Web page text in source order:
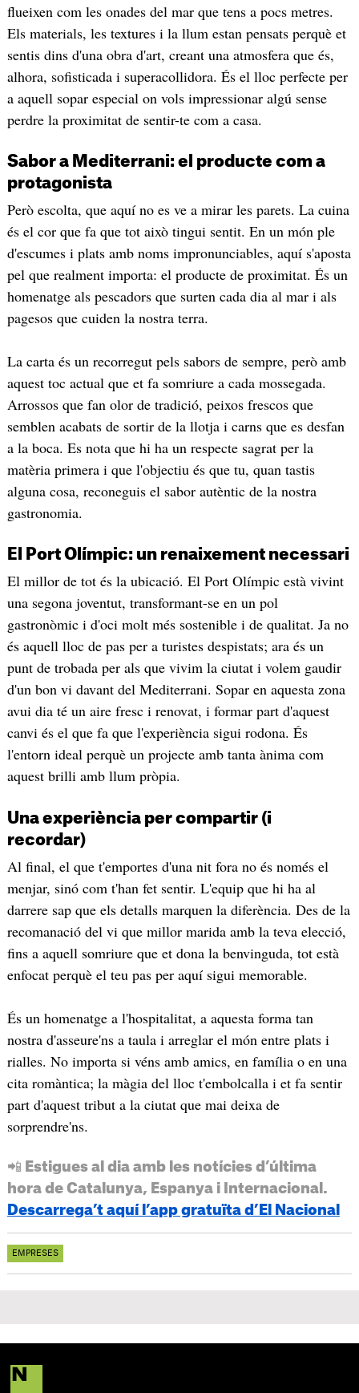
flueixen com les onades del mar que tens a pocs metres.
Els materials, les textures i la llum estan pensats perquè et
sentis dins d'una obra d'art, creant una atmosfera que és,
alhora, sofisticada i superacollidora. És el lloc perfecte per
a aquell sopar especial on vols impressionar algú sense
perdre la proximitat de sentir-te com a casa.
​Sabor a Mediterrani: el producte com a
protagonista
Però escolta, que aquí no es ve a mirar les parets. La cuina
és el cor que fa que tot això tingui sentit. En un món ple
d'escumes i plats amb noms impronunciables, aquí s'aposta
pel que realment importa: el producte de proximitat. És un
homenatge als pescadors que surten cada dia al mar i als
pagesos que cuiden la nostra terra.
La carta és un recorregut pels sabors de sempre, però amb
aquest toc actual que et fa somriure a cada mossegada.
Arrossos que fan olor de tradició, peixos frescos que
semblen acabats de sortir de la llotja i carns que es desfan
a la boca. Es nota que hi ha un respecte sagrat per la
matèria primera i que l'objectiu és que tu, quan tastis
alguna cosa, reconeguis el sabor autèntic de la nostra
gastronomia.
​El Port Olímpic: un renaixement necessari
El millor de tot és la ubicació. El Port Olímpic està vivint
una segona joventut, transformant-se en un pol
gastronòmic i d'oci molt més sostenible i de qualitat. Ja no
és aquell lloc de pas per a turistes despistats; ara és un
punt de trobada per als que vivim la ciutat i volem gaudir
d'un bon vi davant del Mediterrani. Sopar en aquesta zona
avui dia té un aire fresc i renovat, i formar part d'aquest
canvi és el que fa que l'experiència sigui rodona. És
l'entorn ideal perquè un projecte amb tanta ànima com
aquest brilli amb llum pròpia.
​Una experiència per compartir (i
recordar)
​Al final, el que t'emportes d'una nit fora no és només el
menjar, sinó com t'han fet sentir. L'equip que hi ha al
darrere sap que els detalls marquen la diferència. Des de la
recomanació del vi que millor marida amb la teva elecció,
fins a aquell somriure que et dona la benvinguda, tot està
enfocat perquè el teu pas per aquí sigui memorable.
És un homenatge a l'hospitalitat, a aquesta forma tan
nostra d'asseure'ns a taula i arreglar el món entre plats i
rialles. No importa si véns amb amics, en família o en una
cita romàntica; la màgia del lloc t'embolcalla i et fa sentir
part d'aquest tribut a la ciutat que mai deixa de
sorprendre'ns.
📲 Estigues al dia amb les notícies d’última
hora de Catalunya, Espanya i Internacional.
Descarrega’t aquí l’app gratuïta d’El Nacional
EMPRESES